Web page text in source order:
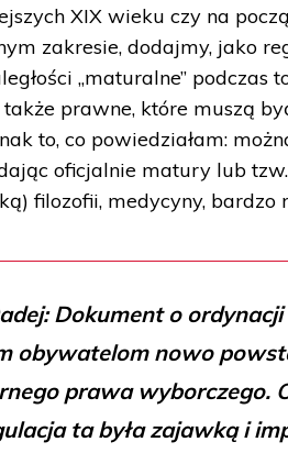
XIX wieku czy na
zakresie, dodajmy, jako
„maturalne” podczas
prawne, które muszą
to, co powiedziałam:
oficjalnie matury lub
filozofii, medycyny, bardzo
Dokument o
obywatelom nowo
prawa wyborczego.
ta była zajawką i